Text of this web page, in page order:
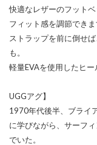
快適なレザーのフット
フィット感を調節できま
ストラップを前に倒せ
も。
軽量EVAを使用したヒー
UGGアグ】
1970年代後半、ブライ
に学びながら、サーフ
でいた。